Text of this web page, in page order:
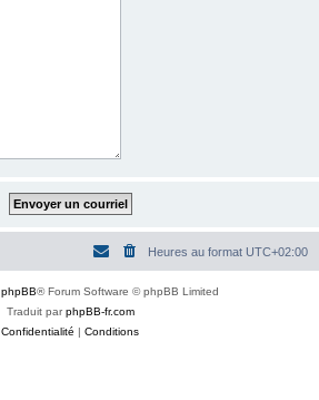
Heures au format UTC+02:00
phpBB® Forum Software © phpBB Limited
Traduit parphpBB-fr.com
Confidentialité | Conditions